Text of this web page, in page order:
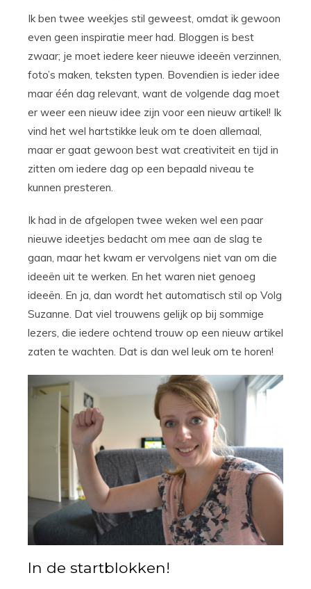
Ik ben twee weekjes stil geweest, omdat ik gewoon
even geen inspiratie meer had. Bloggen is best
zwaar; je moet iedere keer nieuwe ideeën verzinnen,
foto’s maken, teksten typen. Bovendien is ieder idee
maar één dag relevant, want de volgende dag moet
er weer een nieuw idee zijn voor een nieuw artikel! Ik
vind het wel hartstikke leuk om te doen allemaal,
maar er gaat gewoon best wat creativiteit en tijd in
zitten om iedere dag op een bepaald niveau te
kunnen presteren.
Ik had in de afgelopen twee weken wel een paar
nieuwe ideetjes bedacht om mee aan de slag te
gaan, maar het kwam er vervolgens niet van om die
ideeën uit te werken. En het waren niet genoeg
ideeën. En ja, dan wordt het automatisch stil op Volg
Suzanne. Dat viel trouwens gelijk op bij sommige
lezers, die iedere ochtend trouw op een nieuw artikel
zaten te wachten. Dat is dan wel leuk om te horen!
In de startblokken!